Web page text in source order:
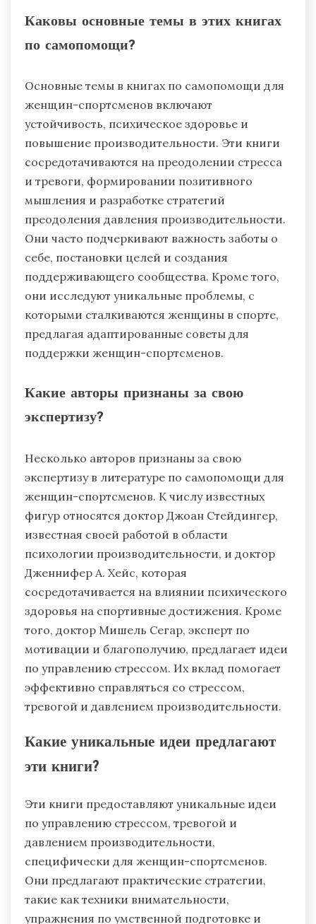
Каковы основные темы в этих книгах
по самопомощи?
Основные темы в книгах по самопомощи для
женщин-спортсменов включают
устойчивость, психическое здоровье и
повышение производительности. Эти книги
сосредотачиваются на преодолении стресса
и тревоги, формировании позитивного
мышления и разработке стратегий
преодоления давления производительности.
Они часто подчеркивают важность заботы о
себе, постановки целей и создания
поддерживающего сообщества. Кроме того,
они исследуют уникальные проблемы, с
которыми сталкиваются женщины в спорте,
предлагая адаптированные советы для
поддержки женщин-спортсменов.
Какие авторы признаны за свою
экспертизу?
Несколько авторов признаны за свою
экспертизу в литературе по самопомощи для
женщин-спортсменов. К числу известных
фигур относятся доктор Джоан Стейдингер,
известная своей работой в области
психологии производительности, и доктор
Дженнифер А. Хейс, которая
сосредотачивается на влиянии психического
здоровья на спортивные достижения. Кроме
того, доктор Мишель Сегар, эксперт по
мотивации и благополучию, предлагает идеи
по управлению стрессом. Их вклад помогает
эффективно справляться со стрессом,
тревогой и давлением производительности.
Какие уникальные идеи предлагают
эти книги?
Эти книги предоставляют уникальные идеи
по управлению стрессом, тревогой и
давлением производительности,
специфически для женщин-спортсменов.
Они предлагают практические стратегии,
такие как техники внимательности,
упражнения по умственной подготовке и